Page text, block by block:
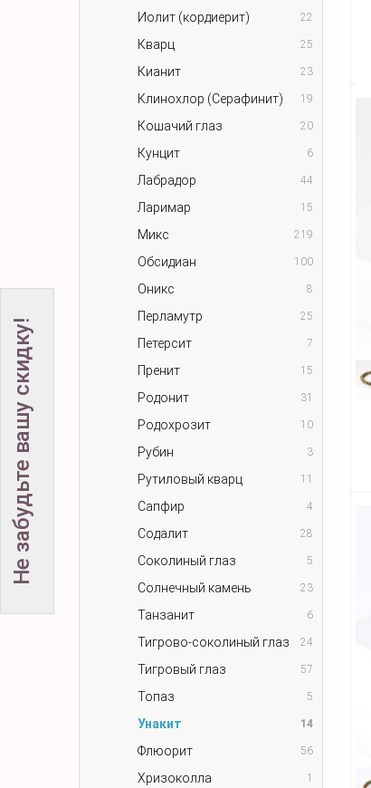
Иолит (кордиерит) 22
Кварц 25
Кианит 23
Клинохлор (Серафинит) 19
Кошачий глаз 20
Кунцит 6
Лабрадор 44
Ларимар 15
Микс 219
Обсидиан 100
Оникс 8
Перламутр 25
Петерсит 7
Пренит 15
Родонит 31
Родохрозит 10
Рубин 3
Рутиловый кварц 11
Сапфир 4
Содалит 28
Соколиный глаз 5
Солнечный камень 23
Танзанит 6
Тигрово-соколиный глаз 24
Тигровый глаз 57
Топаз 5
Унакит 14
Флюорит 56
Хризоколла 1
Не забудьте вашу скидку!